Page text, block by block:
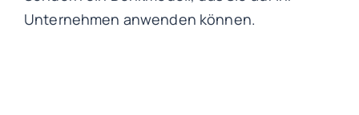
Unternehmen anwenden können.